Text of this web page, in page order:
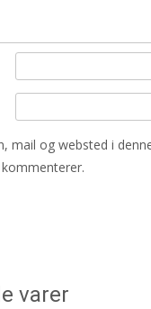
mail og websted i
varer